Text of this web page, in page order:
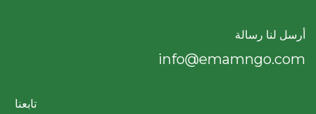
أرسل لنا رسالة
info@emamngo.com
تابعنا